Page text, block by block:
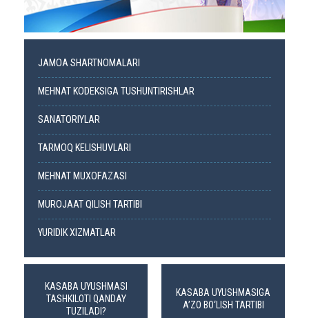
JAMOA SHARTNOMALARI
MEHNAT KODEKSIGA TUSHUNTIRISHLAR
SANATORIYLAR
TARMOQ KELISHUVLARI
MEHNAT MUXOFAZASI
MUROJAAT QILISH TARTIBI
YURIDIK XIZMATLAR
KASABA UYUSHMASI
TASHKILOTI QANDAY
TUZILADI?
KASABA UYUSHMASIGA
A’ZO BO‘LISH TARTIBI